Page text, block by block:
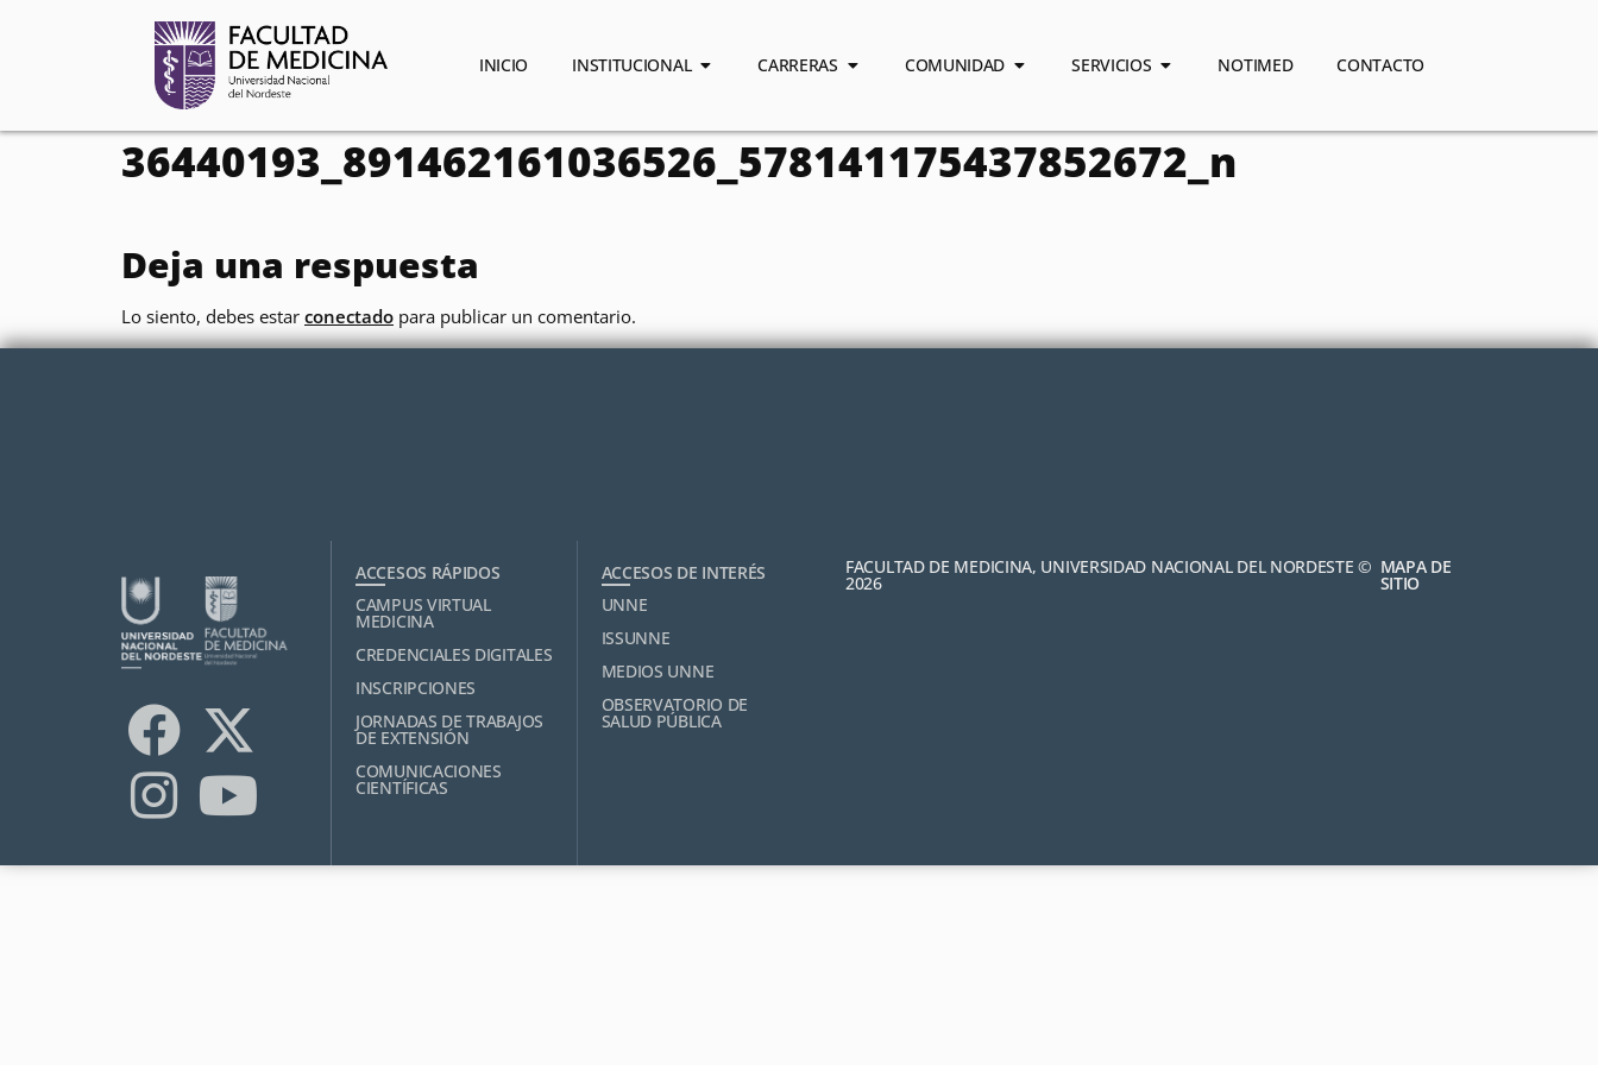
INICIO INSTITUCIONAL CARRERAS COMUNIDAD SERVICIOS NOTIMED CONTACTO
36440193_891462161036526_578141175437852672_n
Deja una respuesta
Lo siento, debes estar conectado para publicar un comentario.
ACCESOS RÁPIDOS
CAMPUS VIRTUAL
MEDICINA
CREDENCIALES DIGITALES
INSCRIPCIONES
JORNADAS DE TRABAJOS
DE EXTENSIÓN
COMUNICACIONES
CIENTÍFICAS
ACCESOS DE INTERÉS
UNNE
ISSUNNE
MEDIOS UNNE
OBSERVATORIO DE
SALUD PÚBLICA
FACULTAD DE MEDICINA, UNIVERSIDAD NACIONAL DEL NORDESTE ©
2026
MAPA DE
SITIO